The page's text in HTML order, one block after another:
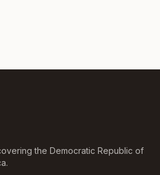
the Democratic Republic of